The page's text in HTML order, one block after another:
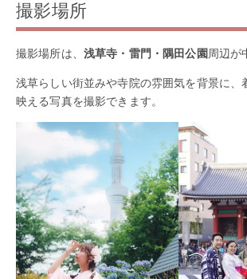
撮影場所
撮影場所は、 浅草寺・雷門・隅田公園 周辺が
浅草らしい街並みや寺院の雰囲気を背景に、
映える写真を撮影できます。